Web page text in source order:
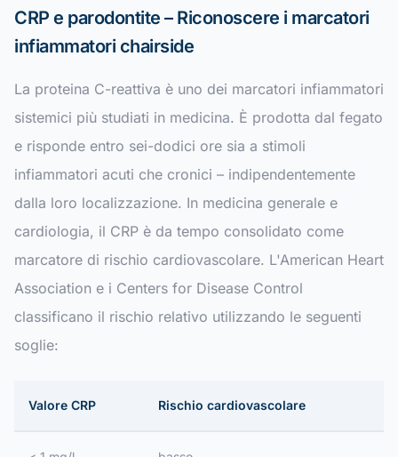
CRP e parodontite – Riconoscere i marcatori
infiammatori chairside
La proteina C-reattiva è uno dei marcatori infiammatori
sistemici più studiati in medicina. È prodotta dal fegato
e risponde entro sei-dodici ore sia a stimoli
infiammatori acuti che cronici – indipendentemente
dalla loro localizzazione. In medicina generale e
cardiologia, il CRP è da tempo consolidato come
marcatore di rischio cardiovascolare. L'American Heart
Association e i Centers for Disease Control
classificano il rischio relativo utilizzando le seguenti
soglie:
Valore CRP Rischio cardiovascolare